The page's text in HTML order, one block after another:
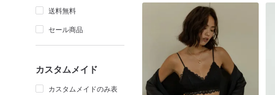
送料無料
セール商品
カスタムメイド
カスタムメイドのみ表